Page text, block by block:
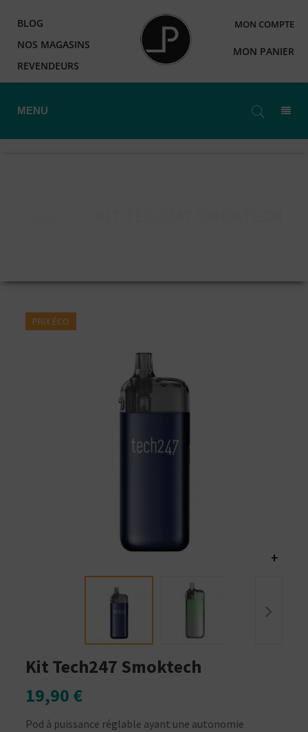
BLOG
NOS MAGASINS
REVENDEURS
MON COMPTE
MON PANIER
MENU
PRIX ÉCO
+
Kit Tech247 Smoktech
19,90 €
Pod à puissance réglable ayant une autonomie